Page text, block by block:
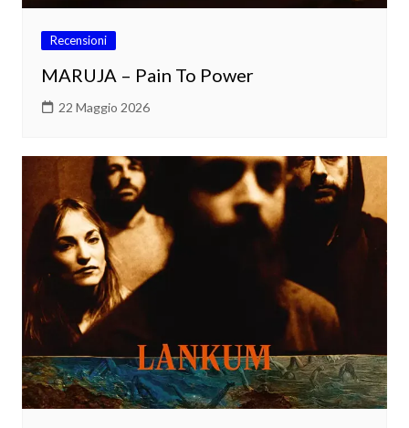
Recensioni
MARUJA – Pain To Power
22 Maggio 2026